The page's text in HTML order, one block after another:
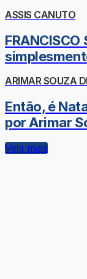
ASSIS CANUTO
FRANCISCO
ARIMAR SOUZA
Então, é
por Arimar
Veja mais